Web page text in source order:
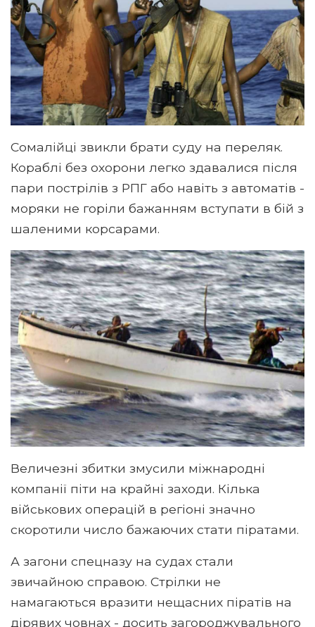
Сомалійці звикли брати суду на переляк.
Кораблі без охорони легко здавалися після
пари пострілів з РПГ або навіть з автоматів -
моряки не горіли бажанням вступати в бій з
шаленими корсарами.
Величезні збитки змусили міжнародні
компанії піти на крайні заходи. Кілька
військових операцій в регіоні значно
скоротили число бажаючих стати піратами.
А загони спецназу на судах стали
звичайною справою. Стрілки не
намагаються вразити нещасних піратів на
дірявих човнах - досить загороджувального